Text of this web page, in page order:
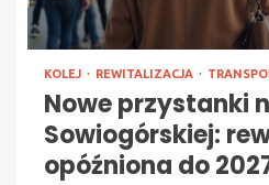
KOLEJ REWITALIZACJA
Nowe przystanki
Sowiogórskiej:
opóźniona do